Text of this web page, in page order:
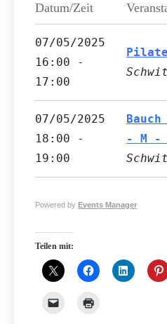
Datum/Zeit
07/05/2025
16:00 -
17:00
07/05/2025
18:00 -
19:00
- M -
Powered by Events Manager
Teilen mit: